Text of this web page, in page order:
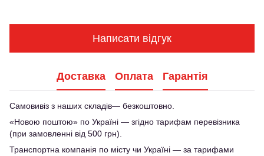
Написати відгук
Доставка Оплата Гарантія
Самовивіз з наших складів— безкоштовно.
«Новою поштою» по Україні — згідно тарифам перевізника
(при замовленні від 500 грн).
Транспортна компанія по місту чи Україні — за тарифами